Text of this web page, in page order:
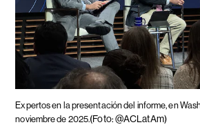
Expertos en la presentación del informe, en
noviembre de 2025.(Foto: @ACLatAm)